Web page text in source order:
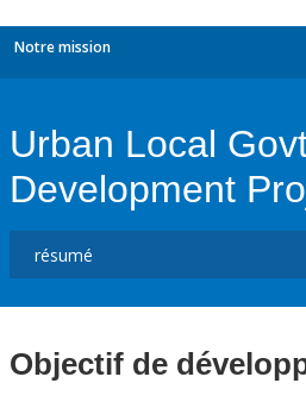
Notre mission
Urban Local
Development
Objectif de